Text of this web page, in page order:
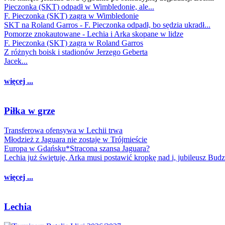
Pieczonka (SKT) odpadł w Wimbledonie, ale...
F. Pieczonka (SKT) zagra w Wimbledonie
SKT na Roland Garros - F. Pieczonka odpadł, bo sędzia ukradł...
Pomorze znokautowane - Lechia i Arka skopane w lidze
F. Pieczonka (SKT) zagra w Roland Garros
Z różnych boisk i stadionów Jerzego Geberta
Jacek...
więcej ...
Piłka w grze
Transferowa ofensywa w Lechii trwa
Młodzież z Jaguara nie zostaje w Trójmieście
Europa w Gdańsku*Stracona szansa Jaguara?
Lechia już świętuje, Arka musi postawić kropkę nad i, jubileusz
więcej ...
Lechia